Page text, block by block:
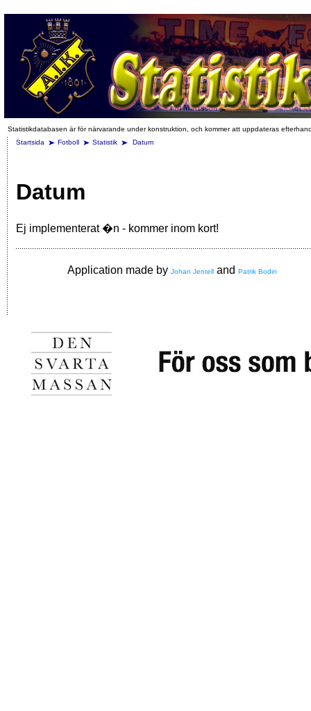
Statistikdatabasen är för närvarande under konstruktion, och kommer att uppdateras
Startsida
Fotboll Statistik Datum
Datum
Ej implementerat �n - kommer inom kort!
Application made by Johan Jentell and Patrik Bodin